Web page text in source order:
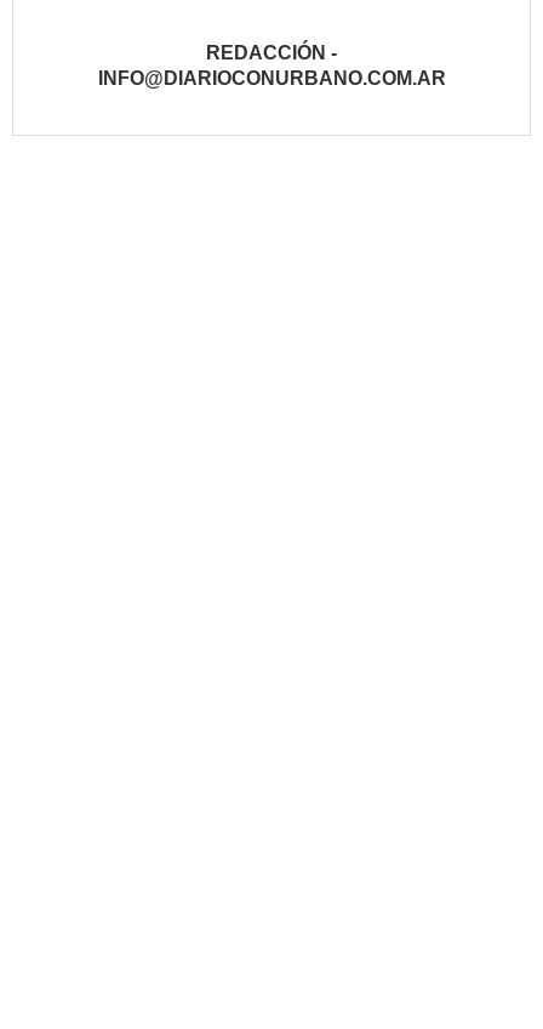
REDACCIÓN -
INFO@DIARIOCONURBANO.COM.AR